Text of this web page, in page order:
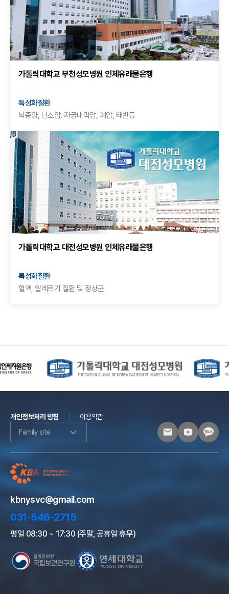
가톨릭대학교 부천성모병원 인체유래물은행
특성화질환
뇌종양, 난소암, 자궁내막암, 폐암, 태반등
가톨릭대학교 대전성모병원 인체유래물은행
특성화질환
혈액, 알레르기 질환 및 정상군
개인정보처리 방침
이용약관
Family site
kbnysvc@gmail.com
031-546-2715
평일 08:30 ~ 17:30 (주말, 공휴일 휴무)